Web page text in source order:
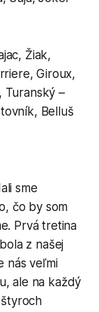
Žiak,
Giroux,
Turanský –
Belluš
sme
čo by som
Prvá tretina
z našej
nás veľmi
ale na každý
štyroch